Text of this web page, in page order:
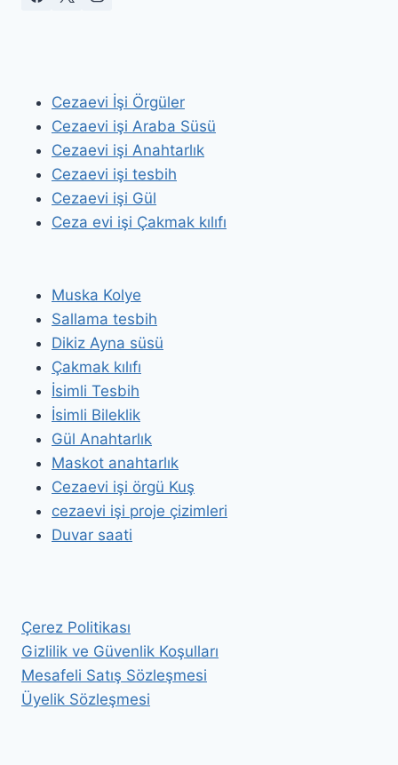
Cezaevi İşi Örgüler
Cezaevi işi Araba Süsü
Cezaevi işi Anahtarlık
Cezaevi işi tesbih
Cezaevi işi Gül
Ceza evi işi Çakmak kılıfı
Muska Kolye
Sallama tesbih
Dikiz Ayna süsü
Çakmak kılıfı
İsimli Tesbih
İsimli Bileklik
Gül Anahtarlık
Maskot anahtarlık
Cezaevi işi örgü Kuş
cezaevi işi proje çizimleri
Duvar saati
Çerez Politikası
Gizlilik ve Güvenlik Koşulları
Mesafeli Satış Sözleşmesi
Üyelik Sözleşmesi